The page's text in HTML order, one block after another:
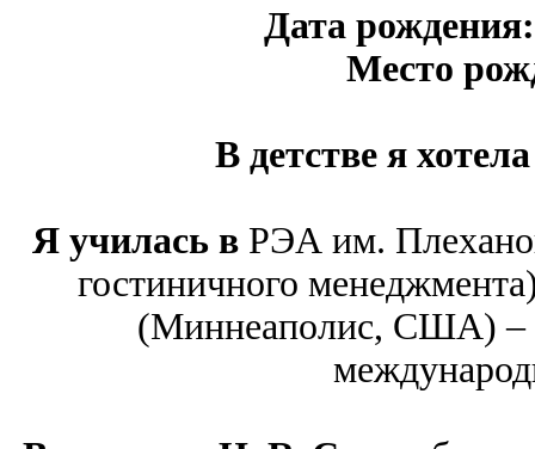
Дата
Место
В детстве я
Я училась вРЭА им.
гостиничного
(Миннеаполис, США) –